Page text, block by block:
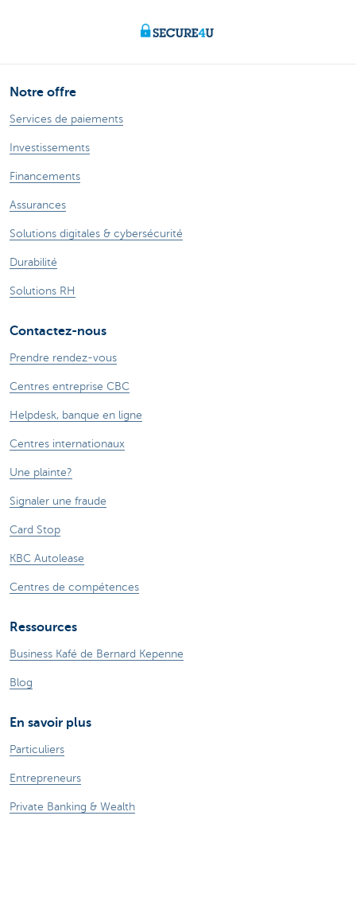
Notre offre
Services de paiements
Investissements
Financements
Assurances
Solutions digitales & cybersécurité
Durabilité
Solutions RH
Contactez-nous
Prendre rendez-vous
Centres entreprise CBC
Helpdesk, banque en ligne
Centres internationaux
Une plainte?
Signaler une fraude
Card Stop
KBC Autolease
Centres de compétences
Ressources
Business Kafé de Bernard Kepenne
Blog
En savoir plus
Particuliers
Entrepreneurs
Private Banking & Wealth